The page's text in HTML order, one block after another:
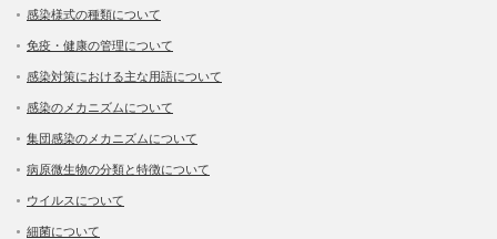
感染様式の種類について
免疫・健康の管理について
感染対策における主な用語について
感染のメカニズムについて
集団感染のメカニズムについて
病原微生物の分類と特徴について
ウイルスについて
細菌について